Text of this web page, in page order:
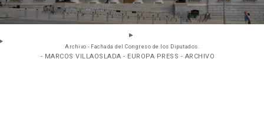
Archivo - Fachada del Congreso de los Diputados.
- MARCOS VILLAOSLADA - EUROPA PRESS - ARCHIVO